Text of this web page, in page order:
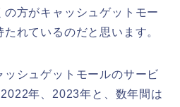
方がキャッシュゲットモー
れているのだと思います。
シュゲットモールのサービ
年、2023年と、数年間は